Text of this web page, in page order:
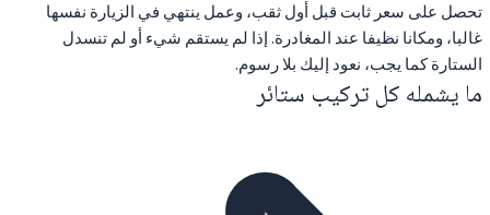
تحصل على سعر ثابت قبل أول ثقب، وعمل ينتهي في الزيارة نفسها
غالبا، ومكانا نظيفا عند المغادرة. إذا لم يستقم شيء أو لم تنسدل
الستارة كما يجب، نعود إليك بلا رسوم.
ما يشمله كل تركيب ستائر